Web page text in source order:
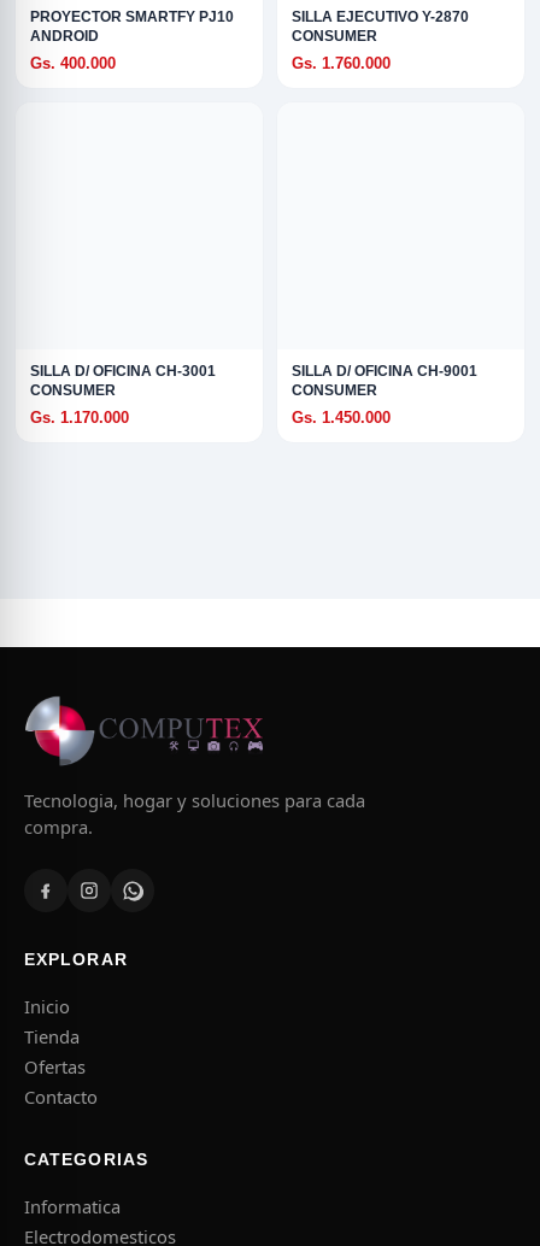
PROYECTOR SMARTFY PJ10
ANDROID
Gs. 400.000
SILLA EJECUTIVO Y-2870
CONSUMER
Gs. 1.760.000
SILLA D/ OFICINA CH-3001
CONSUMER
Gs. 1.170.000
SILLA D/ OFICINA CH-9001
CONSUMER
Gs. 1.450.000
Tecnologia, hogar y soluciones para cada
compra.
EXPLORAR
Inicio
Tienda
Ofertas
Contacto
CATEGORIAS
Informatica
Electrodomesticos